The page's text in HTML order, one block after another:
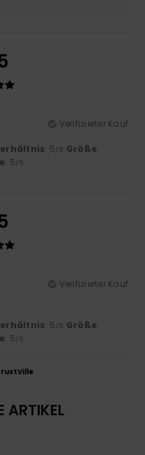
Verifizierter Kauf
: 5/5 Größe:
: 5/5
Verifizierter Kauf
: 5/5 Größe:
: 5/5
ARTIKEL